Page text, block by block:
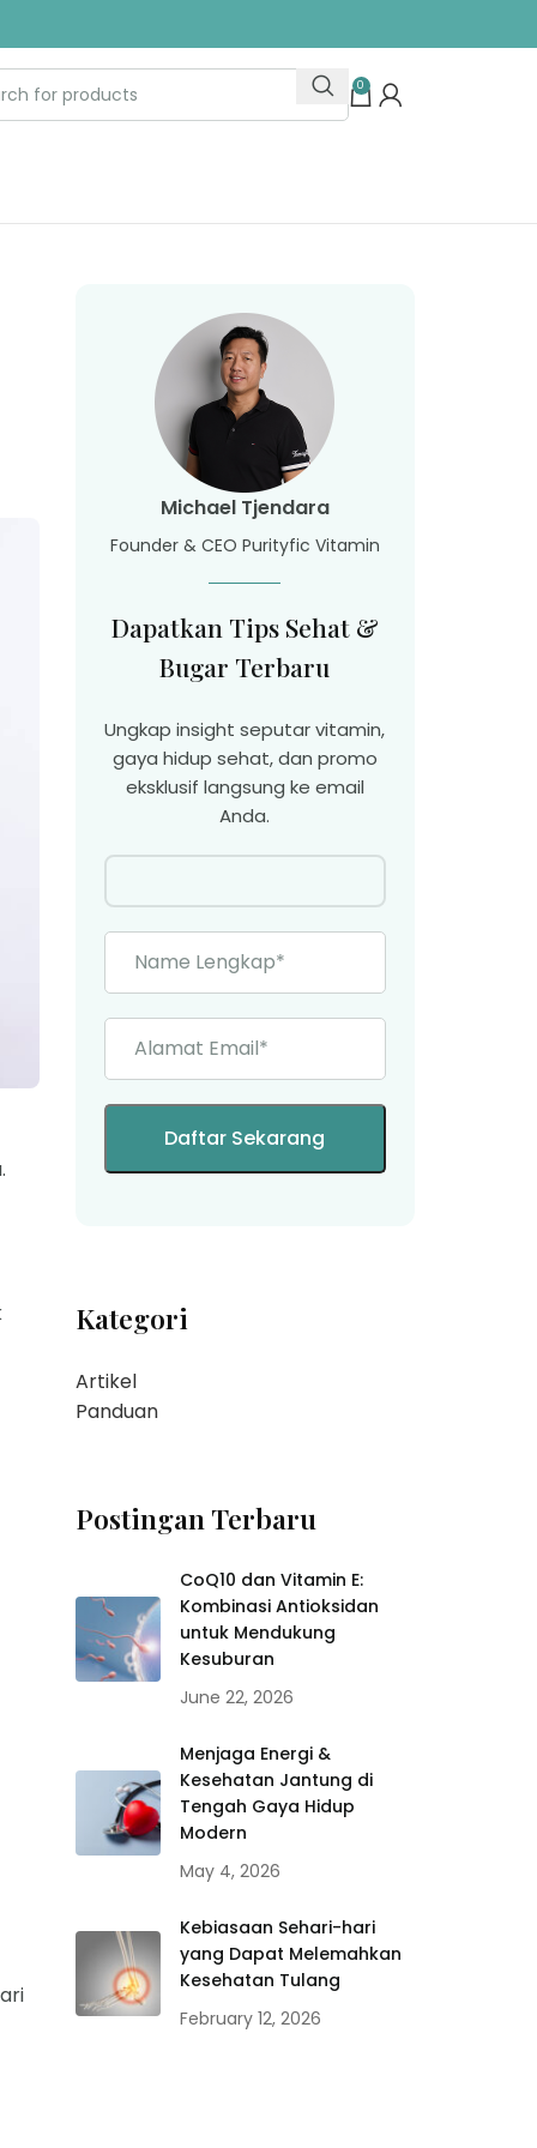
0
Michael Tjendara
Founder & CEO Purityfic Vitamin
Dapatkan Tips Sehat &
Bugar Terbaru
Ungkap insight seputar vitamin,
gaya hidup sehat, dan promo
eksklusif langsung ke email
Anda.
Kategori
Artikel
Panduan
Postingan Terbaru
CoQ10 dan Vitamin E:
Kombinasi Antioksidan
untuk Mendukung
Kesuburan
June 22, 2026
Menjaga Energi &
Kesehatan Jantung di
Tengah Gaya Hidup
Modern
May 4, 2026
Kebiasaan Sehari-hari
yang Dapat Melemahkan
Kesehatan Tulang
February 12, 2026